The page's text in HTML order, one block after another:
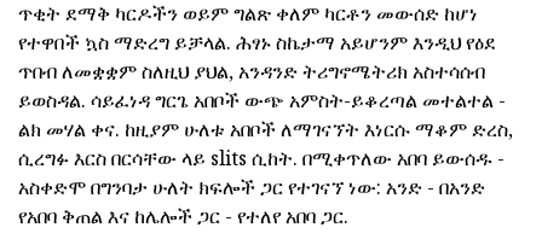
ጥቂት ደማቅ ካርዶችን ወይም ግልጽ ቀለም ካርቶን መውሰድ ከሆነ
የተዋበች ኳስ ማድረግ ይቻላል. ሕፃኑ ስኬታማ አይሆንም እንዲህ የዕደ
ጥበብ ለመቋቋም ስለዚህ ያህል, አንዳንድ ትሪግኖሜትሪክ አስተሳሰብ
ይወስዳል. ሳይፈነዳ ግርጌ አበቦች ውጭ አምስት-ይቆረጣል መተልተል -
ልክ መሃል ቀና. ከዚያም ሁለቱ አበቦች ለማገናኘት እነርሱ ማቆም ድረስ,
ሲረግፉ እርስ በርሳቸው ላይ slits ሲከት. በሚቀጥለው አበባ ይውሰዱ -
አስቀድሞ በግንባታ ሁለት ክፍሎች ጋር የተገናኘ ነው: አንድ - በአንድ
የአበባ ቅጠል እና ከሌሎች ጋር - የተለየ አበባ ጋር.